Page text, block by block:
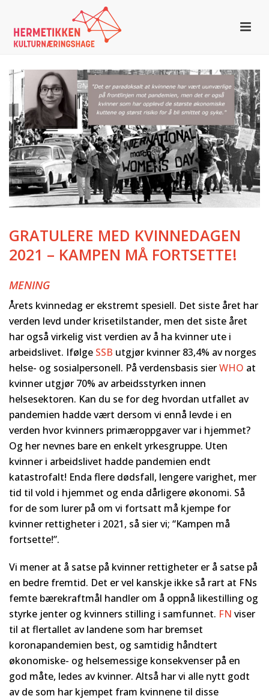
GRATULERE MED KVINNEDAGEN
2021 – KAMPEN MÅ FORTSETTE!
MENING
Årets kvinnedag er ekstremt spesiell. Det siste året har
verden levd under krisetilstander, men det siste året
har også virkelig vist verdien av å ha kvinner ute i
arbeidslivet. Ifølge SSB utgjør kvinner 83,4% av norges
helse- og sosialpersonell. På verdensbasis sierWHO at
kvinner utgjør 70% av arbeidsstyrken innen
helsesektoren. Kan du se for deg hvordan utfallet av
pandemien hadde vært dersom vi ennå levde i en
verden hvor kvinners primæroppgaver var i hjemmet?
Og her nevnes bare en enkelt yrkesgruppe. Uten
kvinner i arbeidslivet hadde pandemien endt
katastrofalt! Enda flere dødsfall, lengere varighet, mer
tid til vold i hjemmet og enda dårligere økonomi. Så
for de som lurer på om vi fortsatt må kjempe for
kvinner rettigheter i 2021, så sier vi; “Kampen må
fortsette!”.
Vi mener at å satse på kvinner rettigheter er å satse på
en bedre fremtid. Det er vel kanskje ikke så rart at FNs
femte bærekraftmål handler om å oppnå likestilling og
styrke jenter og kvinners stilling i samfunnet. FN viser
til at flertallet av landene som har bremset
koronapandemien best, og samtidig håndtert
økonomiske- og helsemessige konsekvenser på en
god måte, ledes av kvinner. Altså har vi alle nytt godt
av de som har kjempet fram kvinnene til disse